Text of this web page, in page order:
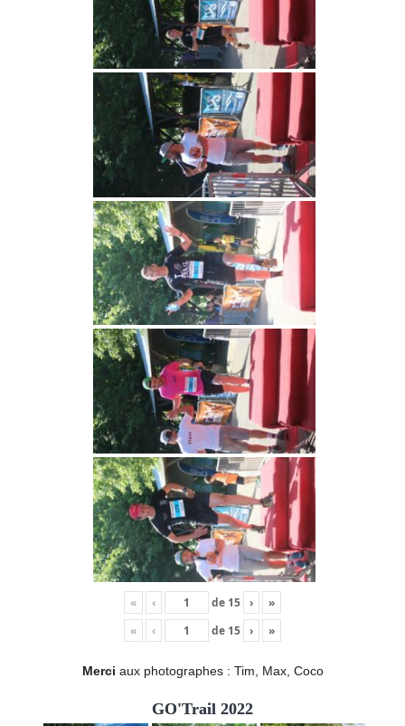
« ‹ de 15 ›
»
«
‹ de 15 › »
Merci aux photographes : Tim, Max, Coco
GO'Trail 2022